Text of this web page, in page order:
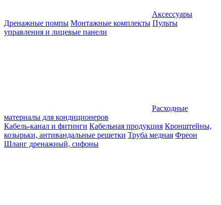
Аксессуары
Дренажные помпы Монтажные комплекты Пульты
управления и лицевые панели
Расходные
материалы для кондиционеров
Кабель-канал и фитинги Кабельная продукция Кронштейны,
козырьки, антивандальные решетки Труба медная Фреон
Шланг дренажный, сифоны